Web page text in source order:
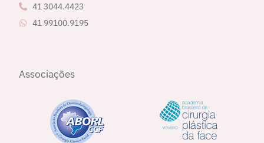
41 3044.4423
41 99100.9195
Associações